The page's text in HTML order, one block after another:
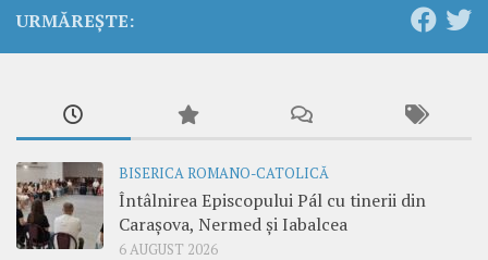
URMĂREȘTE:
BISERICA ROMANO-CATOLICĂ
Întâlnirea Episcopului Pál cu tinerii din
Carașova, Nermed și Iabalcea
6 AUGUST 2026